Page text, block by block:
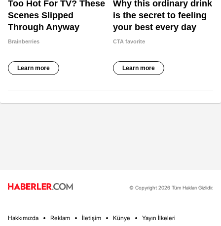
© Copyright 2026 Tüm Hakları Gizlidir.
Hakkımızda Reklam İletişim Künye Yayın İlkeleri